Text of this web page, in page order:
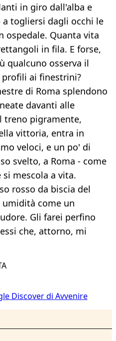
in giro dall'alba e
togliersi dagli occhi le
ospedale. Quanta vita
in fila. E forse,
qualcuno osserva il
ai finestrini?
di Roma splendono
davanti alle
treno pigramente,
vittoria, entra in
veloci, e un po' di
svelto, a Roma - come
mescola a vita.
rosso da biscia del
umidità come un
Gli farei perfino
che, attorno, mi
Discover di Avvenire